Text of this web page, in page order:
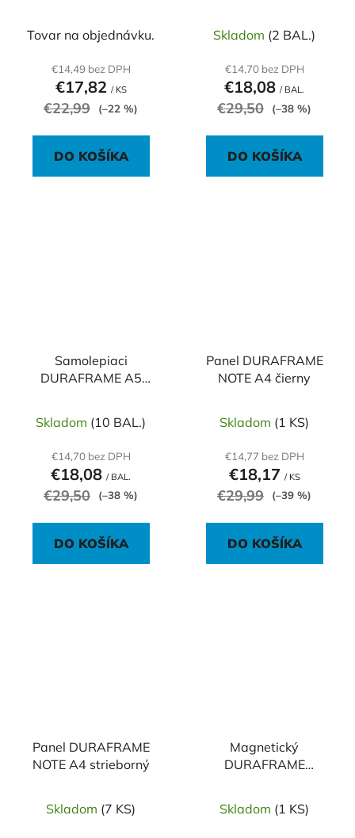
Tovar na objednávku.
€14,49 bez DPH
€17,82 / KS
€22,99 (–22 %)
DO KOŠÍKA
Skladom (2 BAL.)
€14,70 bez DPH
€18,08 / BAL.
€29,50 (–38 %)
DO KOŠÍKA
Samolepiaci
DURAFRAME A5
Skladom (10 BAL.)
€14,70 bez DPH
€18,08 / BAL.
€29,50 (–38 %)
DO KOŠÍKA
Panel DURAFRAME
NOTE A4 čierny
Skladom (1 KS)
€14,77 bez DPH
€18,17 / KS
€29,99 (–39 %)
DO KOŠÍKA
Panel DURAFRAME
NOTE A4 strieborný
Skladom (7 KS)
Magnetický
DURAFRAME
Skladom (1 KS)